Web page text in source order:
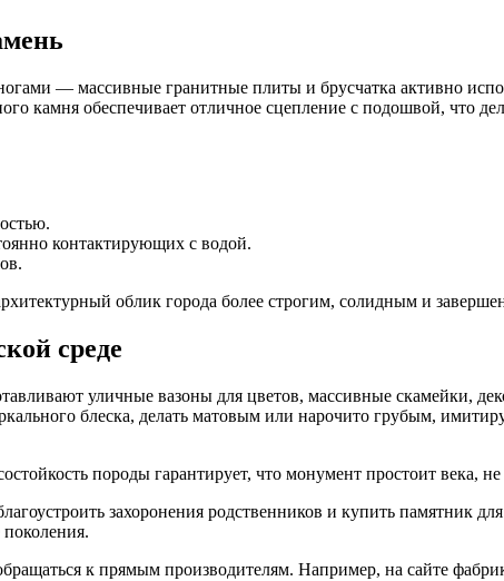
— массивные гранитные плиты и брусчатка активно
камня обеспечивает отличное сцепление с подошвой, что
контактирующих с водой.
облик города более строгим, солидным и
среде
уличные вазоны для цветов, массивные скамейки,
блеска, делать матовым или нарочито грубым,
породы гарантирует, что монумент простоит века,
захоронения родственников и купить памятник
к прямым производителям. Например, на сайте